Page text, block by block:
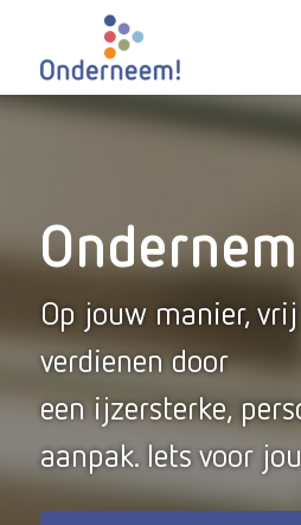
Op jouw manier,
verdienen door
een ijzersterke,
aanpak. Iets voor